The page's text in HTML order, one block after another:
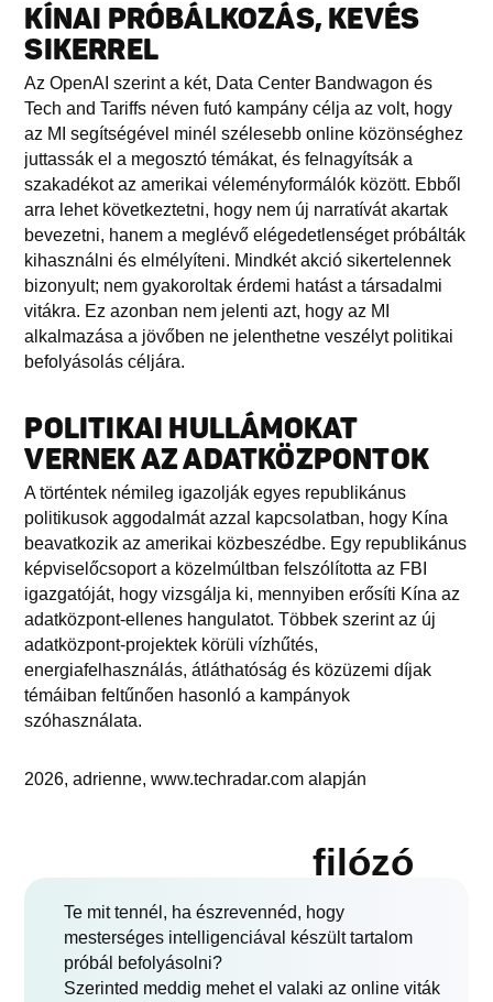
KÍNAI PRÓBÁLKOZÁS, KEVÉS
SIKERREL
Az OpenAI szerint a két, Data Center Bandwagon és
Tech and Tariffs néven futó kampány célja az volt, hogy
az MI segítségével minél szélesebb online közönséghez
juttassák el a megosztó témákat, és felnagyítsák a
szakadékot az amerikai véleményformálók között. Ebből
arra lehet következtetni, hogy nem új narratívát akartak
bevezetni, hanem a meglévő elégedetlenséget próbálták
kihasználni és elmélyíteni. Mindkét akció sikertelennek
bizonyult; nem gyakoroltak érdemi hatást a társadalmi
vitákra. Ez azonban nem jelenti azt, hogy az MI
alkalmazása a jövőben ne jelenthetne veszélyt politikai
befolyásolás céljára.
POLITIKAI HULLÁMOKAT
VERNEK AZ ADATKÖZPONTOK
A történtek némileg igazolják egyes republikánus
politikusok aggodalmát azzal kapcsolatban, hogy Kína
beavatkozik az amerikai közbeszédbe. Egy republikánus
képviselőcsoport a közelmúltban felszólította az FBI
igazgatóját, hogy vizsgálja ki, mennyiben erősíti Kína az
adatközpont-ellenes hangulatot. Többek szerint az új
adatközpont-projektek körüli vízhűtés,
energiafelhasználás, átláthatóság és közüzemi díjak
témáiban feltűnően hasonló a kampányok
szóhasználata.
2026, adrienne, www.techradar.com alapján
filózó
Te mit tennél, ha észrevennéd, hogy
mesterséges intelligenciával készült tartalom
próbál befolyásolni?
Szerinted meddig mehet el valaki az online viták